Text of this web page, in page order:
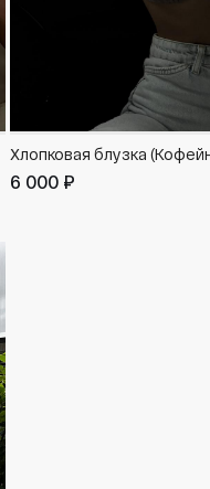
Хлопковая блузка
6 000 ₽